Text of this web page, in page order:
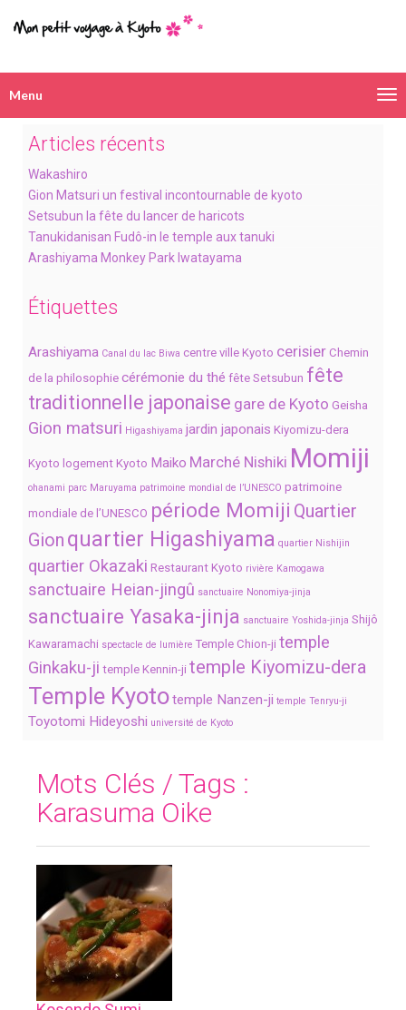
Menu
Articles récents
Wakashiro
Gion Matsuri un festival incontournable de kyoto
Setsubun la fête du lancer de haricots
Tanukidanisan Fudô-in le temple aux tanuki
Arashiyama Monkey Park Iwatayama
Étiquettes
Arashiyama Canal du lac Biwa centre ville Kyoto cerisier Chemin
de la philosophie cérémonie du thé fête Setsubun fête
traditionnelle japonaise gare de Kyoto Geisha
Gion matsuri Higashiyama jardin japonais Kiyomizu-dera
Kyoto logement Kyoto Maiko Marché Nishiki Momiji
ohanami parc Maruyama patrimoine mondial de l’UNESCO patrimoine
mondiale de l’UNESCO période Momiji Quartier
Gion quartier Higashiyama quartier Nishijin
quartier Okazaki Restaurant Kyoto rivière Kamogawa
sanctuaire Heian-jingû sanctuaire Nonomiya-jinja
sanctuaire Yasaka-jinja sanctuaire Yoshida-jinja Shijô
Kawaramachi spectacle de lumière Temple Chion-ji temple
Ginkaku-ji temple Kennin-ji temple Kiyomizu-dera
Temple Kyototemple Nanzen-ji temple Tenryu-ji
Toyotomi Hideyoshi université de Kyoto
Mots Clés / Tags :
Karasuma Oike